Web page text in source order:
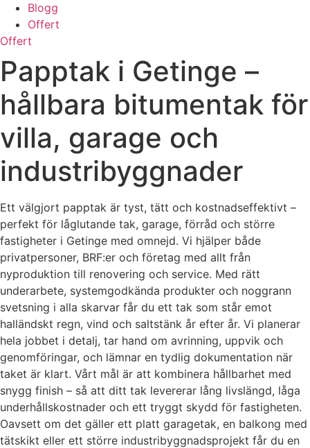
Blogg
Offert
Offert
Papptak i Getinge –
hållbara bitumentak för
villa, garage och
industribyggnader
Ett välgjort papptak är tyst, tätt och kostnadseffektivt –
perfekt för låglutande tak, garage, förråd och större
fastigheter i Getinge med omnejd. Vi hjälper både
privatpersoner, BRF:er och företag med allt från
nyproduktion till renovering och service. Med rätt
underarbete, systemgodkända produkter och noggrann
svetsning i alla skarvar får du ett tak som står emot
halländskt regn, vind och saltstänk år efter år. Vi planerar
hela jobbet i detalj, tar hand om avrinning, uppvik och
genomföringar, och lämnar en tydlig dokumentation när
taket är klart. Vårt mål är att kombinera hållbarhet med
snygg finish – så att ditt tak levererar lång livslängd, låga
underhållskostnader och ett tryggt skydd för fastigheten.
Oavsett om det gäller ett platt garagetak, en balkong med
tätskikt eller ett större industribyggnadsprojekt får du en